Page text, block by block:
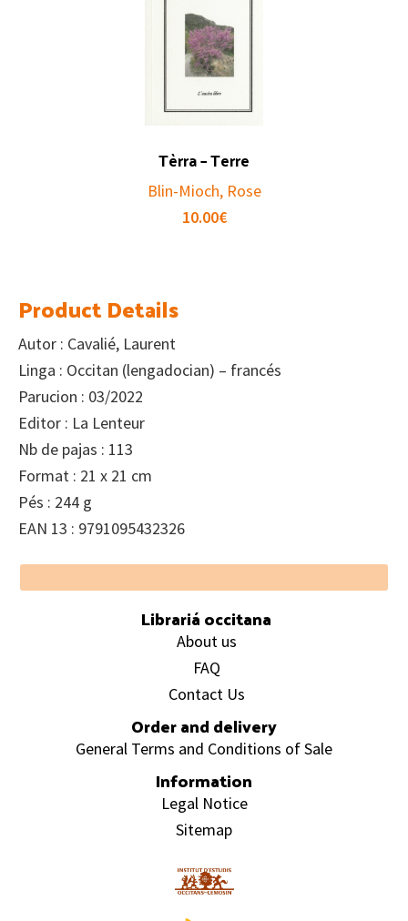
Tèrra – Terre
Blin-Mioch, Rose
10.00€
Product Details
Autor : Cavalié, Laurent
Linga : Occitan (lengadocian) – francés
Parucion : 03/2022
Editor : La Lenteur
Nb de pajas : 113
Format : 21 x 21 cm
Pés : 244 g
EAN 13 : 9791095432326
Footer
Librariá occitana
About us
FAQ
Contact Us
Order and delivery
General Terms and Conditions of Sale
Information
Legal Notice
Sitemap